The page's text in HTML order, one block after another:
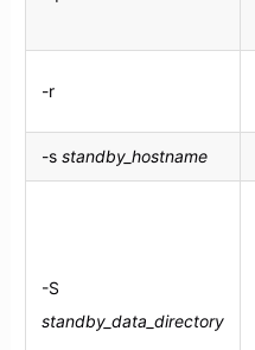
-r
-s standby_hostname
-S
standby_data_directory